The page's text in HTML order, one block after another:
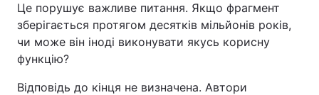
Це порушує важливе питання. Якщо фрагмент
зберігається протягом десятків мільйонів років,
чи може він іноді виконувати якусь корисну
функцію?
Відповідь до кінця не визначена. Автори